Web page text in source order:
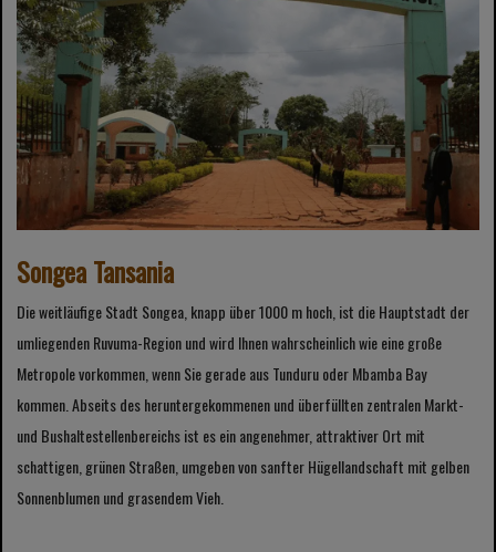
Songea Tansania
Die weitläufige Stadt Songea, knapp über 1000 m hoch, ist die Hauptstadt der
umliegenden Ruvuma-Region und wird Ihnen wahrscheinlich wie eine große
Metropole vorkommen, wenn Sie gerade aus Tunduru oder Mbamba Bay
kommen. Abseits des heruntergekommenen und überfüllten zentralen Markt-
und Bushaltestellenbereichs ist es ein angenehmer, attraktiver Ort mit
schattigen, grünen Straßen, umgeben von sanfter Hügellandschaft mit gelben
Sonnenblumen und grasendem Vieh.